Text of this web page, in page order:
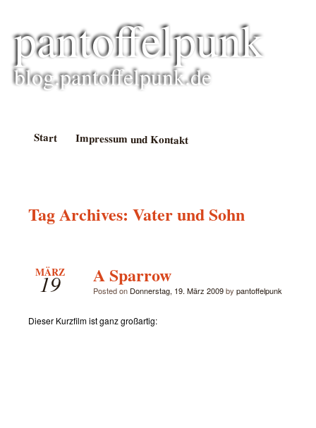
pantoffelpunk
blog.pantoffelpunk.de
Start Impressum und Kontakt
Tag Archives: Vater und Sohn
MÄRZ
19 A Sparrow
Posted on Donnerstag, 19. März 2009by pantoffelpunk
Dieser Kurzfilm ist ganz großartig: